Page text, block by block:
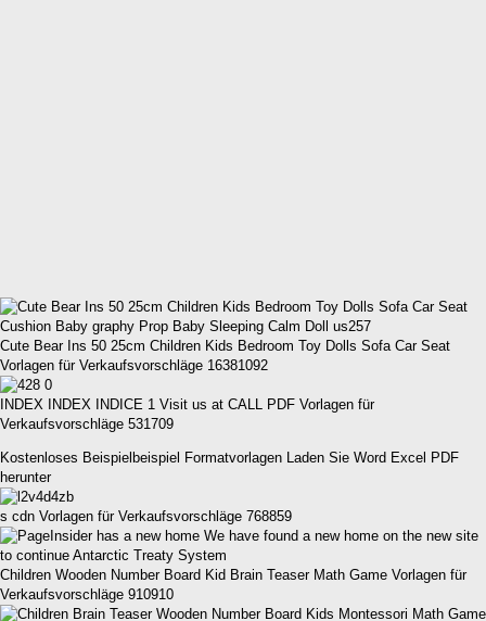
Cute Bear Ins 50 25cm Children Kids Bedroom Toy Dolls Sofa Car Seat
Vorlagen für Verkaufsvorschläge 16381092
INDEX INDEX INDICE 1 Visit us at CALL PDF Vorlagen für
Verkaufsvorschläge 531709
Kostenloses Beispielbeispiel Formatvorlagen Laden Sie Word Excel PDF
herunter
s cdn Vorlagen für Verkaufsvorschläge 768859
Children Wooden Number Board Kid Brain Teaser Math Game Vorlagen für
Verkaufsvorschläge 910910